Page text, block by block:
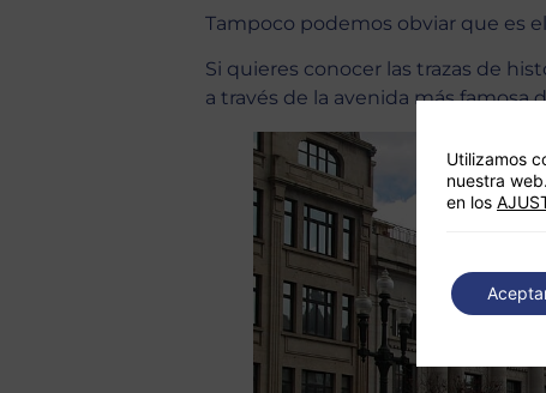
Tampoco podemos obviar que es el
Si quieres conocer las trazas de
a través de la avenida más famosa
Utilizamos
nuestra
en los